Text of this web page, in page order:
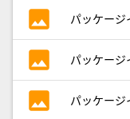
photo パッケー
photo パッケー
photo パッケー